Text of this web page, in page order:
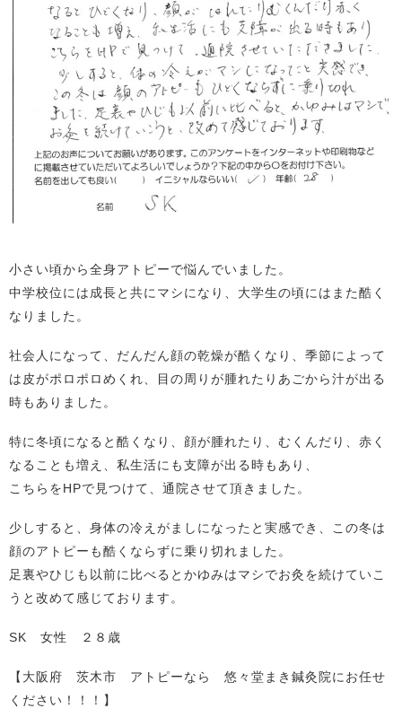
小さい頃から全身アトピーで悩んでいました。
中学校位には成長と共にマシになり、大学生の頃にはまた酷く
なりました。
社会人になって、だんだん顔の乾燥が酷くなり、季節によって
は皮がポロポロめくれ、目の周りが腫れたりあごから汁が出る
時もありました。
特に冬頃になると酷くなり、顔が腫れたり、むくんだり、赤く
なることも増え、私生活にも支障が出る時もあり、
こちらをHPで見つけて、通院させて頂きました。
少しすると、身体の冷えがましになったと実感でき、この冬は
顔のアトピーも酷くならずに乗り切れました。
足裏やひじも以前に比べるとかゆみはマシでお灸を続けていこ
うと改めて感じております。
SK 女性 ２８歳
【大阪府 茨木市 アトピーなら 悠々堂まき鍼灸院にお任せ
ください！！！】